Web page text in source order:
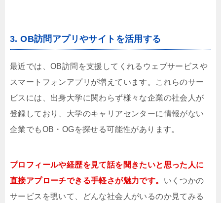
3. OB訪問アプリやサイトを活用する
最近では、OB訪問を支援してくれるウェブサービスや
スマートフォンアプリが増えています。これらのサー
ビスには、出身大学に関わらず様々な企業の社会人が
登録しており、大学のキャリアセンターに情報がない
企業でもOB・OGを探せる可能性があります。
プロフィールや経歴を見て話を聞きたいと思った人に
直接アプローチできる手軽さが魅力です。 いくつかの
サービスを覗いて、どんな社会人がいるのか見てみる